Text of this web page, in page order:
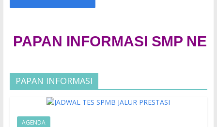
INFORMASI SMP
PAPAN INFORMASI
AGENDA